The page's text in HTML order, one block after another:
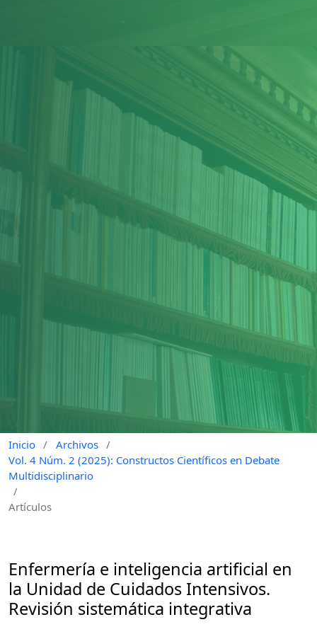
Inicio / Archivos /
Vol. 4 Núm. 2 (2025): Constructos Científicos en Debate
Multidisciplinario
/
Artículos
Enfermería e inteligencia artificial en
la Unidad de Cuidados Intensivos.
Revisión sistemática integrativa